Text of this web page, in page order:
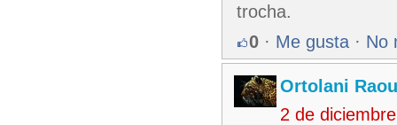
trocha.
0 · Me gusta · No
Ortolani
2 de